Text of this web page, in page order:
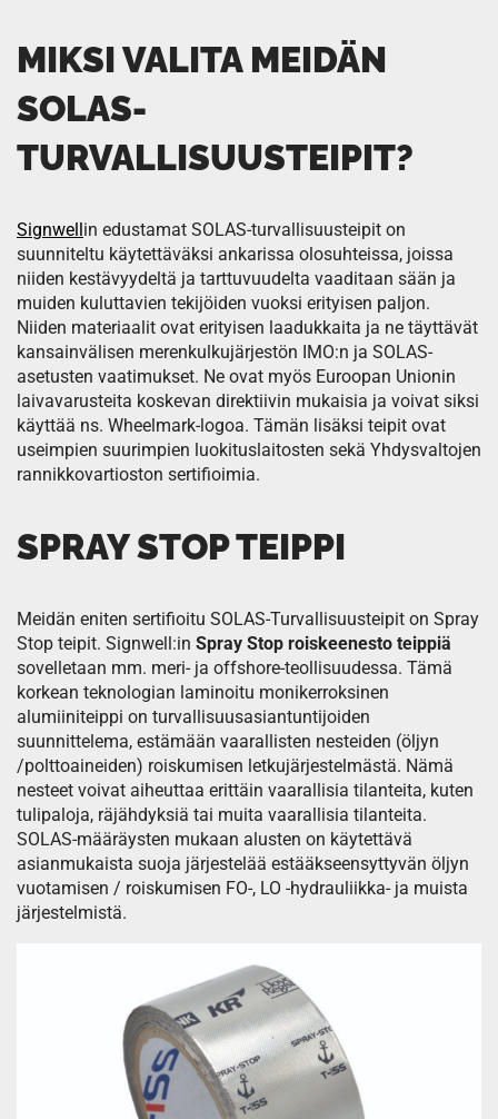
MIKSI VALITA MEIDÄN
SOLAS-
TURVALLISUUSTEIPIT?
Signwellin edustamat SOLAS-turvallisuusteipit on
suunniteltu käytettäväksi ankarissa olosuhteissa, joissa
niiden kestävyydeltä ja tarttuvuudelta vaaditaan sään ja
muiden kuluttavien tekijöiden vuoksi erityisen paljon.
Niiden materiaalit ovat erityisen laadukkaita ja ne täyttävät
kansainvälisen merenkulkujärjestön IMO:n ja SOLAS-
asetusten vaatimukset. Ne ovat myös Euroopan Unionin
laivavarusteita koskevan direktiivin mukaisia ja voivat siksi
käyttää ns. Wheelmark-logoa. Tämän lisäksi teipit ovat
useimpien suurimpien luokituslaitosten sekä Yhdysvaltojen
rannikkovartioston sertifioimia.
SPRAY STOP TEIPPI
Meidän eniten sertifioitu SOLAS-Turvallisuusteipit on Spray
Stop teipit. Signwell:in Spray Stop roiskeenesto teippiä
sovelletaan mm. meri- ja offshore-teollisuudessa. Tämä
korkean teknologian laminoitu monikerroksinen
alumiiniteippi on turvallisuusasiantuntijoiden
suunnittelema, estämään vaarallisten nesteiden (öljyn
/polttoaineiden) roiskumisen letkujärjestelmästä. Nämä
nesteet voivat aiheuttaa erittäin vaarallisia tilanteita, kuten
tulipaloja, räjähdyksiä tai muita vaarallisia tilanteita.
SOLAS-määräysten mukaan alusten on käytettävä
asianmukaista suoja järjestelää estääkseensyttyvän öljyn
vuotamisen / roiskumisen FO-, LO -hydrauliikka- ja muista
järjestelmistä.